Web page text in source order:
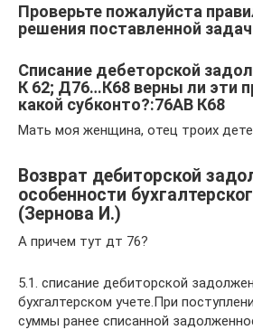
Проверьте пожалуйста
решения поставленной
Списание дебеторской
К 62; Д76…К68 верны ли эти
какой субконто?:76АВ К68
Мать моя женщина, отец троих
Возврат дебиторской
особенности
(Зернова И.)
А причем тут дт 76?
5.1. списание дебиторской
бухгалтерском учете.При
суммы ранее списанной